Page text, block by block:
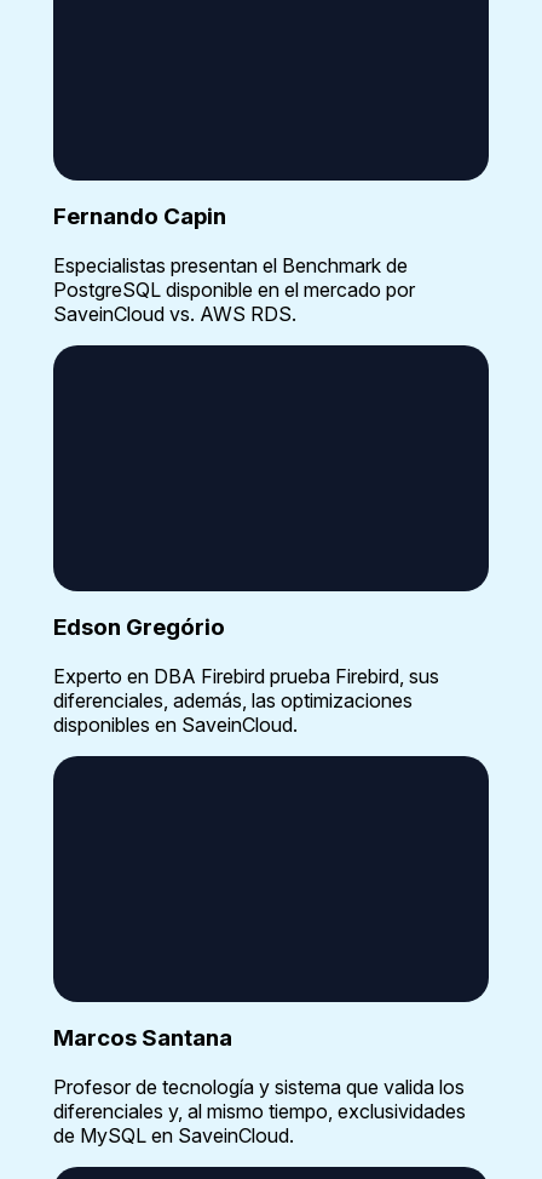
Fernando Capin
Especialistas presentan el Benchmark de
PostgreSQL disponible en el mercado por
SaveinCloud vs. AWS RDS.
Edson Gregório
Experto en DBA Firebird prueba Firebird, sus
diferenciales, además, las optimizaciones
disponibles en SaveinCloud.
Marcos Santana
Profesor de tecnología y sistema que valida los
diferenciales y, al mismo tiempo, exclusividades
de MySQL en SaveinCloud.